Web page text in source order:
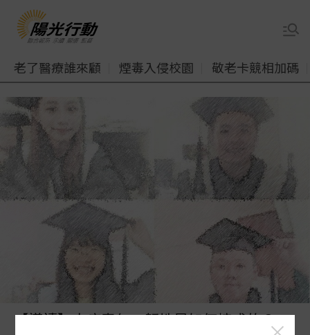
老了醫療誰來顧 煙毒入侵校園 敬老卡競相加碼
【導讀】大疫青年—韌性是如何煉成的？